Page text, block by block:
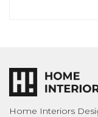
Home Interiors